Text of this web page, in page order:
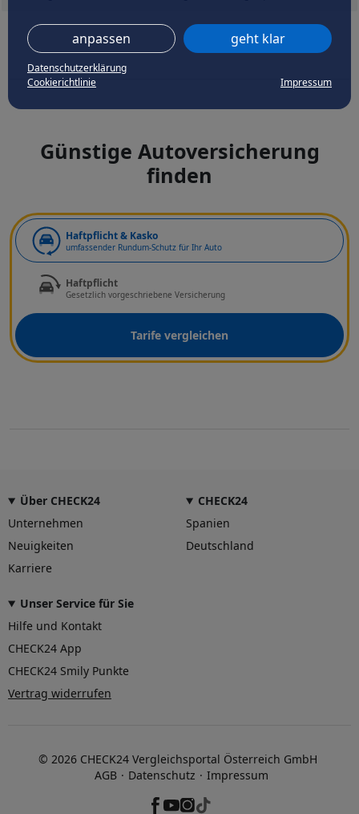
anpassen geht klar
Datenschutzerklärung
Cookierichtlinie
Impressum
Günstige Autoversicherung
finden
Haftpflicht & Kasko
umfassender Rundum-Schutz für Ihr Auto
Haftpflicht
Gesetzlich vorgeschriebene Versicherung
Tarife vergleichen
Über CHECK24
Unternehmen
Neuigkeiten
Karriere
CHECK24
Spanien
Deutschland
Unser Service für Sie
Hilfe und Kontakt
CHECK24 App
CHECK24 Smily Punkte
Vertrag widerrufen
© 2026 CHECK24 Vergleichsportal Österreich GmbH
AGB
Datenschutz Impressum